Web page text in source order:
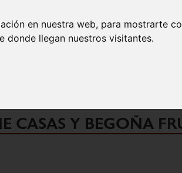
en nuestra web, para mostrarte
donde llegan nuestros visitantes.
RODRÍGUEZ,
CASAS Y BEGOÑA